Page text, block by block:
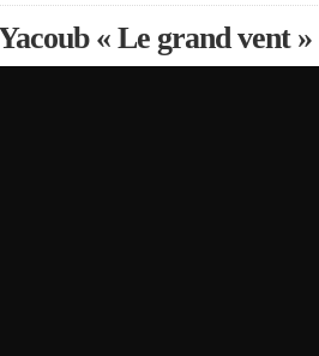
« Le grand vent »